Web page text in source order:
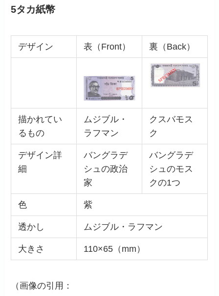
5タカ紙幣
デザイン 表（Front） 裏（Back）
描かれてい
るもの
ムジブル・
ラフマン
クスバモス
ク
デザイン詳
細
バングラデ
シュの政治
家
バングラデ
シュのモス
クの1つ
色 紫
透かし ムジブル・ラフマン
大きさ 110×65（mm）
（画像の引用：